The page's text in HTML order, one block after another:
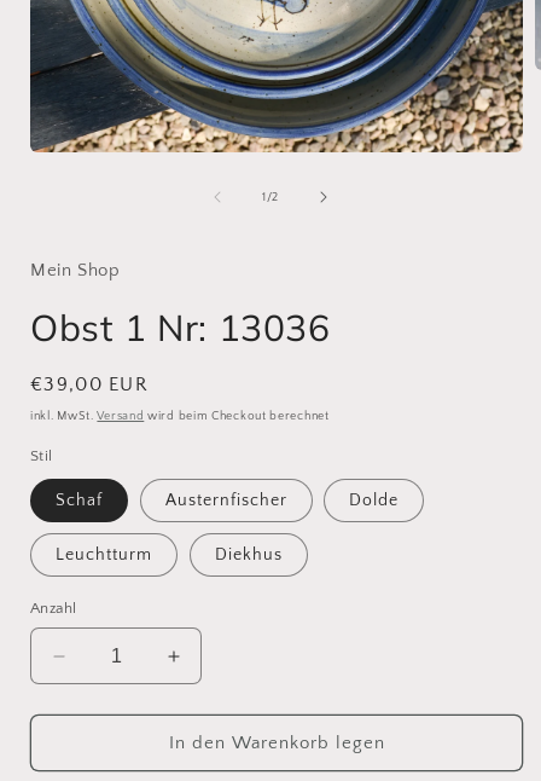
1 /von
2
Mein Shop
Obst 1 Nr: 13036
Normaler
Preis
€39,00 EUR
inkl. MwSt.Versand wird beim Checkout berechnet
Stil
Schaf Austernfischer Dolde
Leuchtturm Diekhus
Anzahl
Verringere
die
Menge
Obst
Erhöhe
die
Menge
für
Obst
In den Warenkorb legen